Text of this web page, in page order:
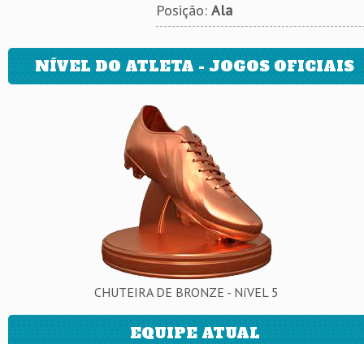
Posição: Ala
NÍVEL DO ATLETA - JOGOS OFICIAIS
CHUTEIRA DE BRONZE - NíVEL 5
EQUIPE ATUAL